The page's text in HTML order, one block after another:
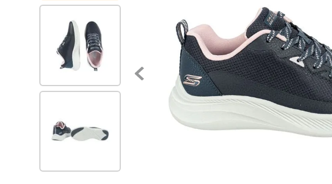
balerinas
zapatillas urbanas
zapatilla mujer